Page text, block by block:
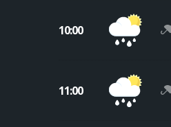
10:00
11:00